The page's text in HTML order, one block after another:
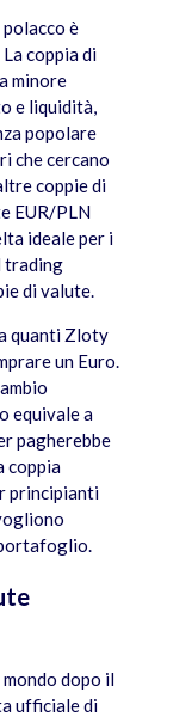
è
coppia di
minore
e liquidità,
popolare
che cercano
coppie di
EUR/PLN
ideale per i
trading
di valute.
quanti Zloty
un Euro.
equivale a
pagherebbe
coppia
principianti
dopo il
ufficiale di